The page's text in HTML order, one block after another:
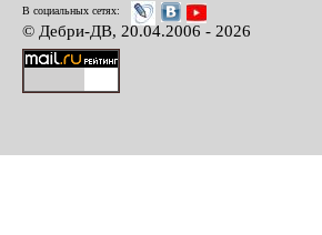
В социальных сетях:
© Дебри-ДВ, 20.04.2006 - 2026